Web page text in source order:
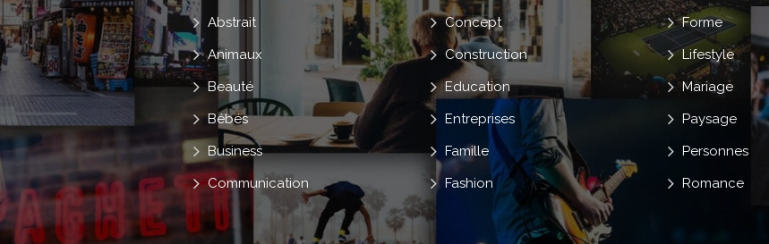
Abstrait
Animaux
Beauté
Bébés
Business
Communication
Concept
Construction
Education
Entreprises
Famille
Fashion
Forme
Lifestyle
Mariage
Paysage
Personnes
Romance